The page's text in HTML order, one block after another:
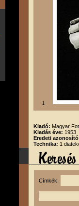
1
Kiadó: Magyar
Kiadás éve: 1953
Eredeti
Technika: 1
Címkék: